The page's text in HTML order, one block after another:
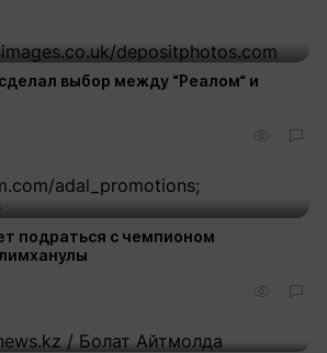
выбор между “Реалом“ и
подраться с чемпионом